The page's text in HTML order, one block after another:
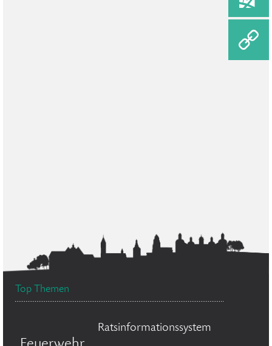
Top Themen
Ratsinformationssystem